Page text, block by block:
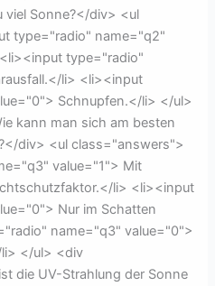
viel Sonne?</div> <ul
type="radio" name="q2"
type="radio"
li> <li><input
Schnupfen.</li> </ul>
kann man sich am besten
div> <ul class="answers">
value="1"> Mit
li> <li><input
Nur im Schatten
name="q3" value="0">
li> </ul> <div
die UV-Strahlung der Sonne